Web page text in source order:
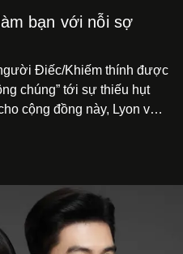
bạn với nỗi sợ
Điếc/Khiếm thính được
chúng” tới sự thiếu hụt
cộng đồng này, Lyon và
thực, mang tên Lắng